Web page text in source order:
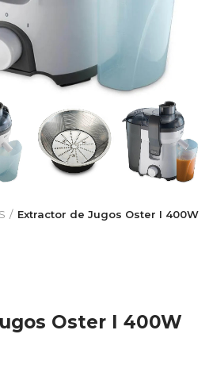
Extractor de Jugos Oster I 400W
Oster I 400W